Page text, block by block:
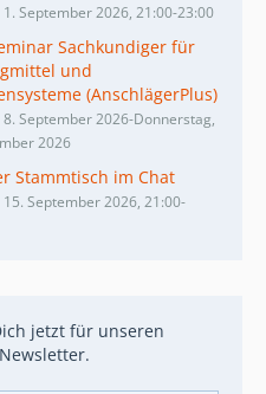
September 2026, 21:00-23:00
Sachkundiger für
und
(AnschlägerPlus)
8. September 2026-Donnerstag,
2026
Stammtisch im Chat
September 2026, 21:00-
jetzt für unseren